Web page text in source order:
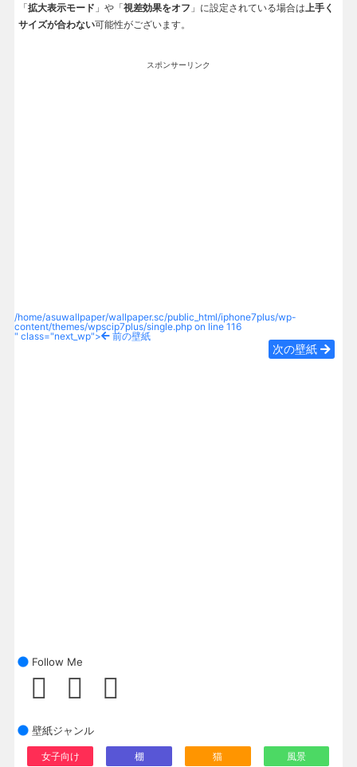
「拡大表示モード 」や「視差効果をオフ 」に設定されている場合は 上手く
サイズが合わない可能性がございます。
スポンサーリンク
/home/asuwallpaper/wallpaper.sc/public_html/iphone7plus/wp-
content/themes/wpscip7plus/single.php on line116
" class="next_wp">
前の壁紙
次の壁紙
Follow Me
壁紙ジャンル
女子向け 棚 猫 風景